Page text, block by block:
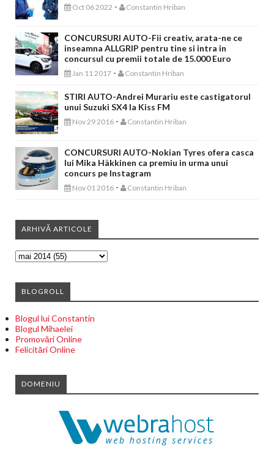
Oct 06 2022 - Constantin Hriban
CONCURSURI AUTO-Fii creativ, arata-ne ce
inseamna ALLGRIP pentru tine si intra in
concursul cu premii totale de 15.000 Euro
Jan 11 2017 - Constantin Hriban
STIRI AUTO-Andrei Murariu este castigatorul
unui Suzuki SX4 la Kiss FM
Nov 29 2016 - Constantin Hriban
CONCURSURI AUTO-Nokian Tyres ofera casca
lui Mika Häkkinen ca premiu in urma unui
concurs pe Instagram
Nov 01 2016 - Constantin Hriban
ARHIVĂ ARTICOLE
BLOGROLL
Blogul lui Constantin
Blogul Mihaelei
Promovări Online
Felicitări Online
DOMENIU